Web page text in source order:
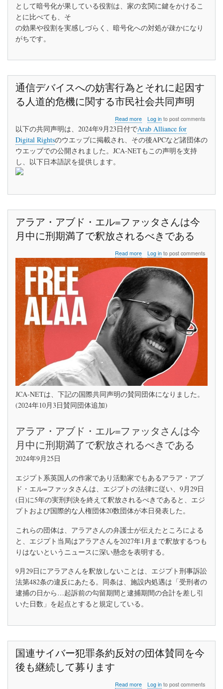
として暗号化が果している役割は、家の玄関に鍵をかけるこ
とに比べても、そ
の効果や役割を実感しづらく、暗号化への対処が疎かになり
がちです。
通信デバイスへの妨害行為とそれに起因す
る人道的危機に関する市民社会共同声明
Read moreabout
通
信
デ
バ
妨
行
為
と
そ
に
起
因
す
る
人
道
的
危
機
に
関
す
る
民
会
明
Log into post comments
以下の共同声明は、2024年9月23日付でArab Alliance for
Digital Rightsのウエッブに掲載され、その後APCなど諸団体の
ウエッブでの公開されました。JCA-NETもこの声明を支持
し、以下日本語訳を提供します。
アラア・アブド・エル=ファッタさんは今
月中に刑期満了で釈放されるべきである
Read moreabout
ア
ラ
ア・
ア
ブ
ド・
エ
ル
=
フ
ァ
ッ
タ
ん
は
今
刑
満
放
さ
れ
る
べ
で
あ
る
Log into post comments
JCA-NETは、下記の国際共同声明の賛同団体になりました。
(2024年10月3日賛同団体追加)
アラア・アブド・エル=ファッタさんは今
月中に刑期満了で釈放されるべきである
2024年9月25日
エジプト系英国人の作家であり活動家でもあるアラア・アブ
ド・エル=ファッタさんは、エジプトの法律に従い、9月29日
(日)に5年の実刑判決を終えて釈放されるべきであると、エジ
プトおよび国際的な人権団体20数団体が本日発表した。
これらの団体は、アラアさんの弁護士が伝えたところによる
と、エジプト当局はアラアさんを2027年1月まで釈放するつも
りはないというニュースに深い懸念を表明する。
9月29日にアラアさんを釈放しないことは、エジプト刑事訴訟
法第482条の違反にあたる。同条は、施設内処遇は「受刑者の
逮捕の日から…起訴前の勾留期間と逮捕期間の合計を差し引
いた日数」を起点とすると規定している。
国連サイバー犯罪条約反対の団体賛同を今
後も継続して募ります
Read moreabout
Log into post comments